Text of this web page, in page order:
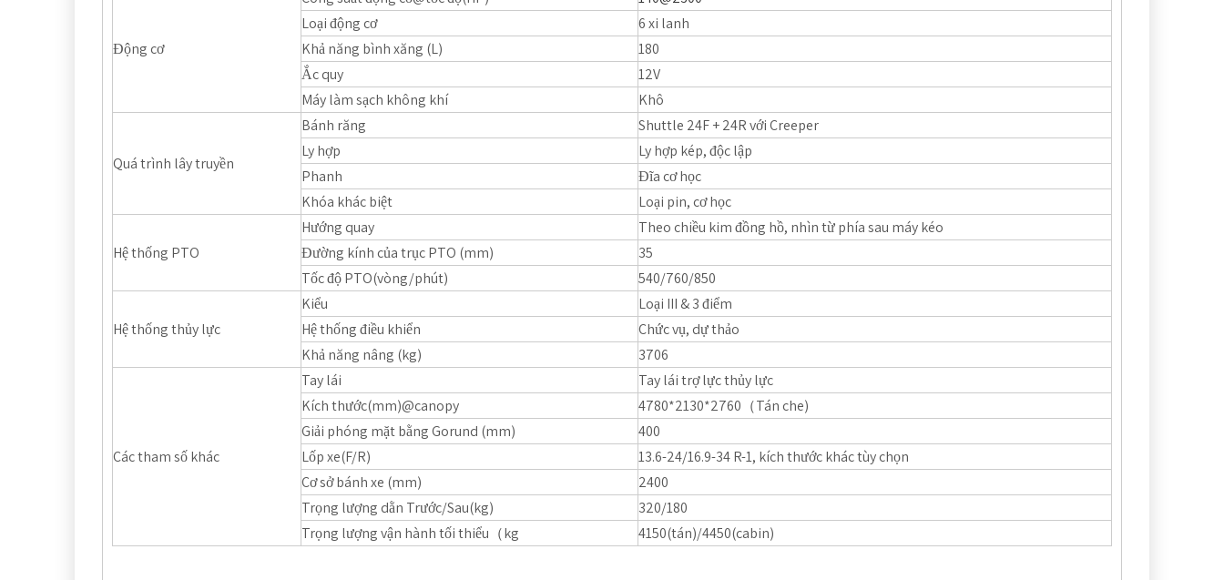
Động cơ
Loại động cơ
6 xi lanh
Khả năng bình xăng (L)
180
Ắc quy
12V
Máy làm sạch không khí
Khô
Quá trình lây truyền
Bánh răng
Shuttle 24F + 24R với Creeper
Ly hợp
Ly hợp kép, độc lập
Phanh
Đĩa cơ học
Khóa khác biệt
Loại pin, cơ học
Hệ thống PTO
Hướng quay
Theo chiều kim đồng hồ, nhìn từ phía sau máy kéo
Đường kính của trục PTO (mm)
35
Tốc độ PTO(vòng/phút)
540/760/850
Hệ thống thủy lực
Kiểu
Loại III & 3 điểm
Hệ thống điều khiển
Chức vụ, dự thảo
Khả năng nâng (kg)
3706
Các tham số khác
Tay lái
Tay lái trợ lực thủy lực
Kích thước(mm)@canopy
4780*2130*2760（Tán che)
Giải phóng mặt bằng Gorund (mm)
400
Lốp xe(F/R)
13.6-24/16.9-34 R-1, kích thước khác tùy chọn
Cơ sở bánh xe (mm)
2400
Trọng lượng dằn Trước/Sau(kg)
320/180
Trọng lượng vận hành tối thiểu（kg
4150(tán)/4450(cabin)